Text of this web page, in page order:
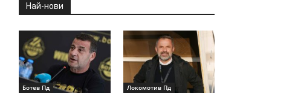
Най-нови
Ботев Пд Локомотив Пд